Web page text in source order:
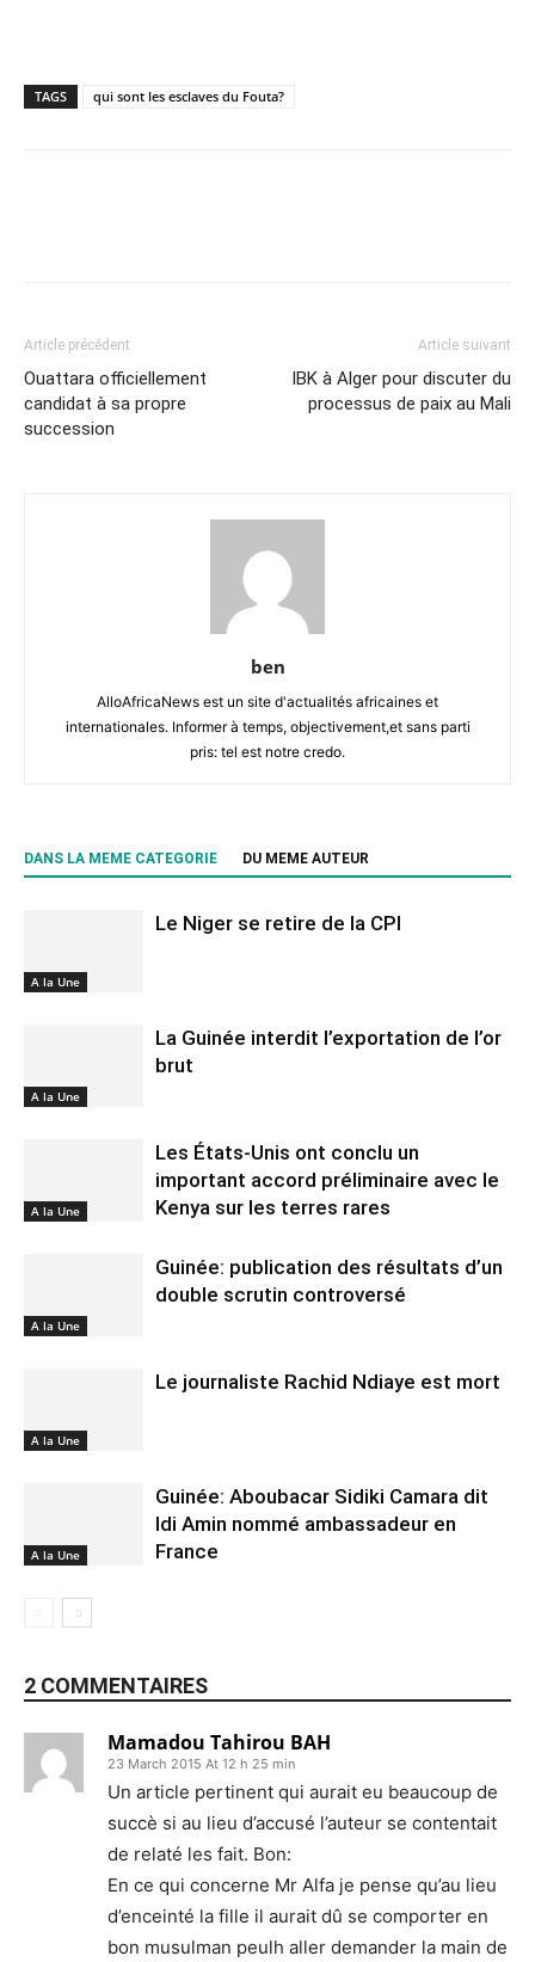
TAGS qui sont les esclaves du Fouta?
Article précédent
Ouattara officiellement
candidat à sa propre
succession
Article suivant
IBK à Alger pour discuter du
processus de paix au Mali
ben
AlloAfricaNews est un site d'actualités africaines et
internationales. Informer à temps, objectivement,et sans parti
pris: tel est notre credo.
DANS LA MEME CATEGORIE DU MEME AUTEUR
A la Une
Le Niger se retire de la CPI
A la Une
La Guinée interdit l’exportation de l’or
brut
A la Une
Les États-Unis ont conclu un
important accord préliminaire avec le
Kenya sur les terres rares
A la Une
Guinée: publication des résultats d’un
double scrutin controversé
A la Une
Le journaliste Rachid Ndiaye est mort
A la Une
Guinée: Aboubacar Sidiki Camara dit
Idi Amin nommé ambassadeur en
France
2 COMMENTAIRES
Mamadou Tahirou BAH
23 March 2015 At 12 h 25 min
Un article pertinent qui aurait eu beaucoup de
succè si au lieu d’accusé l’auteur se contentait
de relaté les fait. Bon:
En ce qui concerne Mr Alfa je pense qu’au lieu
d’enceinté la fille il aurait dû se comporter en
bon musulman peulh aller demander la main de